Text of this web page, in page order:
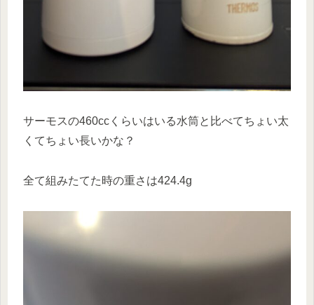
サーモスの460ccくらいはいる水筒と比べてちょい太
くてちょい長いかな？
全て組みたてた時の重さは424.4g